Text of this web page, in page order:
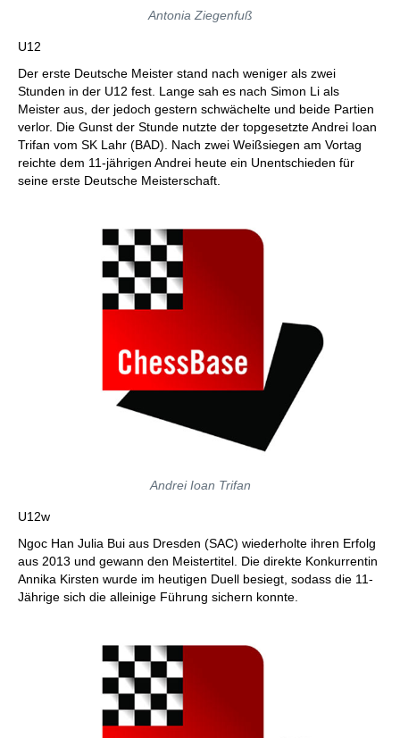
Antonia Ziegenfuß
U12
Der erste Deutsche Meister stand nach weniger als zwei
Stunden in der U12 fest. Lange sah es nach Simon Li als
Meister aus, der jedoch gestern schwächelte und beide Partien
verlor. Die Gunst der Stunde nutzte der topgesetzte Andrei Ioan
Trifan vom SK Lahr (BAD). Nach zwei Weißsiegen am Vortag
reichte dem 11-jährigen Andrei heute ein Unentschieden für
seine erste Deutsche Meisterschaft.
Andrei Ioan Trifan
U12w
Ngoc Han Julia Bui aus Dresden (SAC) wiederholte ihren Erfolg
aus 2013 und gewann den Meistertitel. Die direkte Konkurrentin
Annika Kirsten wurde im heutigen Duell besiegt, sodass die 11-
Jährige sich die alleinige Führung sichern konnte.